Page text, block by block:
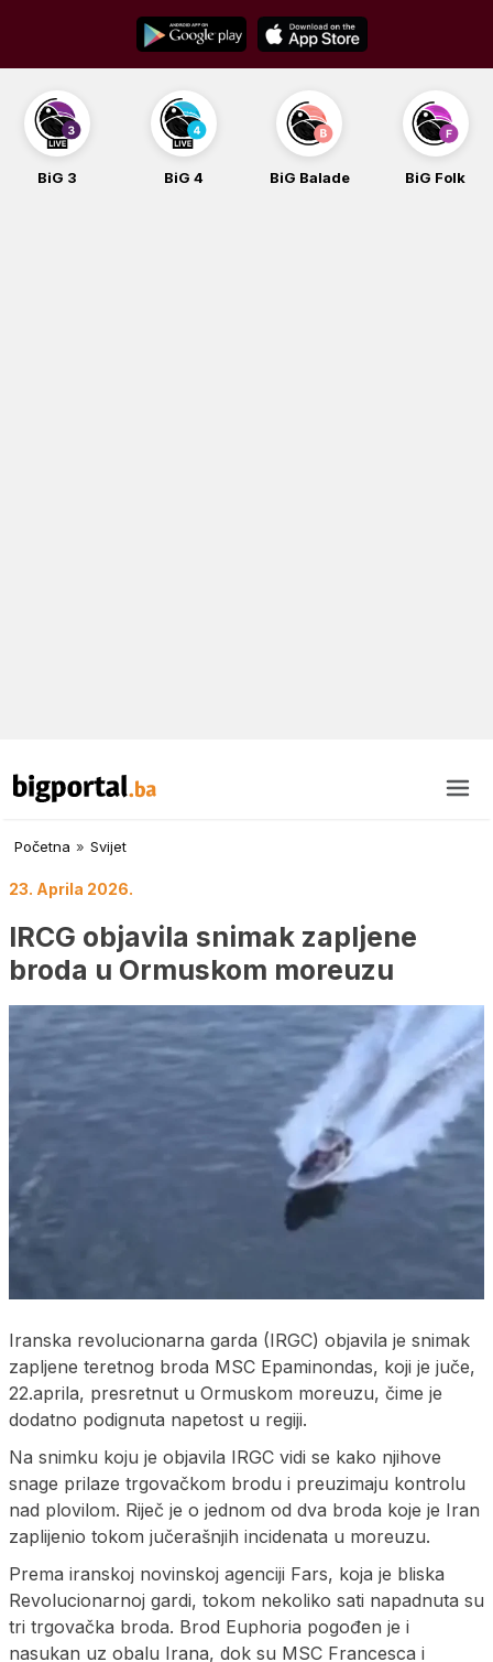
content
BiG 3 BiG 4 BiG Balade BiG Folk
Početna » Svijet
23. Aprila 2026.
IRCG objavila snimak zapljene
broda u Ormuskom moreuzu
Iranska revolucionarna garda (IRGC) objavila je snimak
zapljene teretnog broda MSC Epaminondas, koji je juče,
22.aprila, presretnut u Ormuskom moreuzu, čime je
dodatno podignuta napetost u regiji.
Na snimku koju je objavila IRGC vidi se kako njihove
snage prilaze trgovačkom brodu i preuzimaju kontrolu
nad plovilom. Riječ je o jednom od dva broda koje je Iran
zaplijenio tokom jučerašnjih incidenata u moreuzu.
Prema iranskoj novinskoj agenciji Fars, koja je bliska
Revolucionarnoj gardi, tokom nekoliko sati napadnuta su
tri trgovačka broda. Brod Euphoria pogođen je i
nasukan uz obalu Irana, dok su MSC Francesca i